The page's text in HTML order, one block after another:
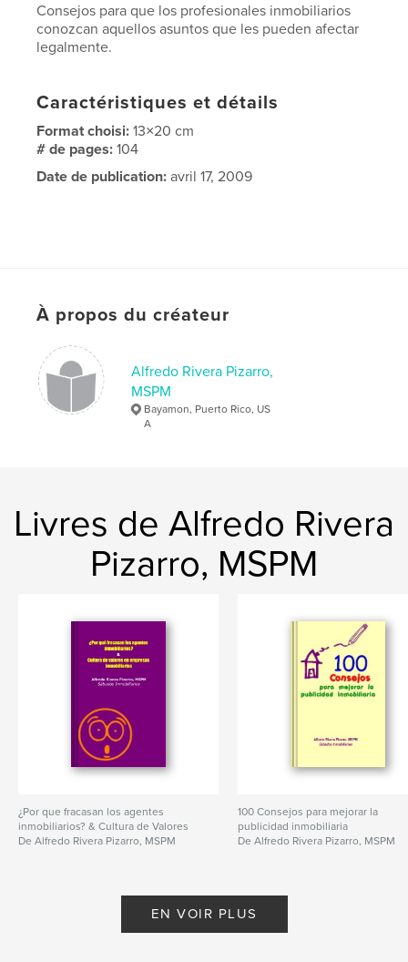
Consejos para que los profesionales inmobiliarios
conozcan aquellos asuntos que les pueden afectar
legalmente.
Caractéristiques et détails
Format choisi:13×20 cm
# de pages:104
Date de publication: avril 17, 2009
À propos du créateur
Alfredo Rivera Pizarro,
MSPM
Bayamon, Puerto Rico, US
A
Livres de Alfredo Rivera
Pizarro, MSPM
¿Por que fracasan los agentes
inmobiliarios? & Cultura de Valores
De Alfredo Rivera Pizarro, MSPM
100 Consejos para mejorar la
publicidad inmobiliaria
De Alfredo Rivera Pizarro, MSPM
EN VOIR PLUS